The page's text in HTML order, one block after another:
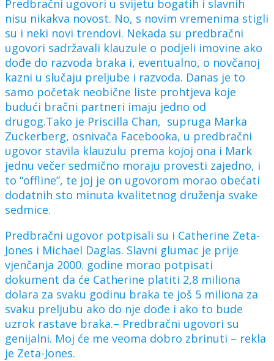
Predbračni ugovori u svijetu bogatih i slavnih
nisu nikakva novost. No, s novim vremenima stigli
su i neki novi trendovi. Nekada su predbračni
ugovori sadržavali klauzule o podjeli imovine ako
dođe do razvoda braka i, eventualno, o novčanoj
kazni u slučaju preljube i razvoda. Danas je to
samo početak neobične liste prohtjeva koje
budući bračni partneri imaju jedno od
drugog.Tako je Priscilla Chan, supruga Marka
Zuckerberg, osnivača Facebooka, u predbračni
ugovor stavila klauzulu prema kojoj ona i Mark
jednu večer sedmično moraju provesti zajedno, i
to “offline”, te joj je on ugovorom morao obećati
dodatnih sto minuta kvalitetnog druženja svake
sedmice.
Predbračni ugovor potpisali su i Catherine Zeta-
Jones i Michael Daglas. Slavni glumac je prije
vjenčanja 2000. godine morao potpisati
dokument da će Catherine platiti 2,8 miliona
dolara za svaku godinu braka te još 5 miliona za
svaku preljubu ako do nje dođe i ako to bude
uzrok rastave braka.– Predbračni ugovori su
genijalni. Moj će me veoma dobro zbrinuti – rekla
je Zeta-Jones.